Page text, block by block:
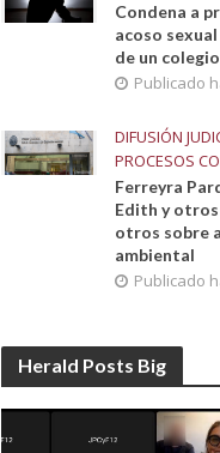
Condena a
acoso
de un colegio
Publicado
DIFUSIÓN
PROCESOS
Ferreyra
Edith y
otros sobre
ambiental
Publicado
Herald Posts Big